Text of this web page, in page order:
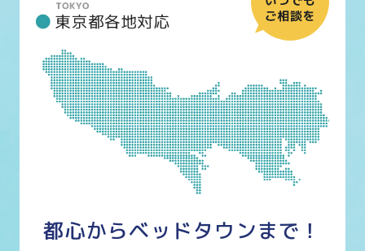
都心からベッドタウンまで！